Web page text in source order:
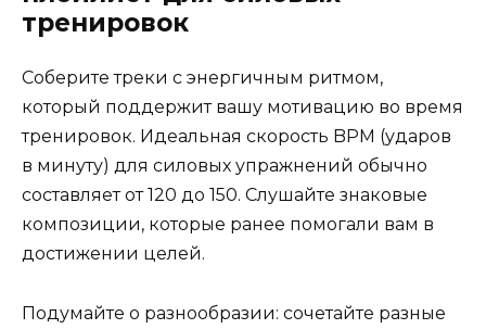
тренировок
Соберите треки с энергичным ритмом,
который поддержит вашу мотивацию во время
тренировок. Идеальная скорость BPM (ударов
в минуту) для силовых упражнений обычно
составляет от 120 до 150. Слушайте знаковые
композиции, которые ранее помогали вам в
достижении целей.
Подумайте о разнообразии: сочетайте разные